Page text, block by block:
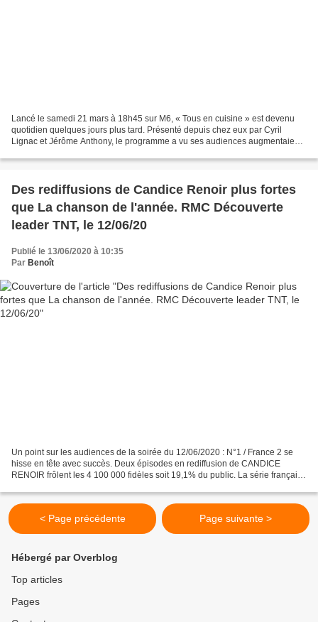
Lancé le samedi 21 mars à 18h45 sur M6, « Tous en cuisine » est devenu
quotidien quelques jours plus tard. Présenté depuis chez eux par Cyril
Lignac et Jérôme Anthony, le programme a vu ses audiences augmentaient
Des rediffusions de Candice Renoir plus fortes
que La chanson de l'année. RMC Découverte
leader TNT, le 12/06/20
Publié le 13/06/2020 à 10:35
Par Benoît
Un point sur les audiences de la soirée du 12/06/2020 : N°1 / France 2 se
hisse en tête avec succès. Deux épisodes en rediffusion de CANDICE
RENOIR frôlent les 4 100 000 fidèles soit 19,1% du public. La série française
< Page précédente Page suivante >
Hébergé par Overblog
Top articles
Pages